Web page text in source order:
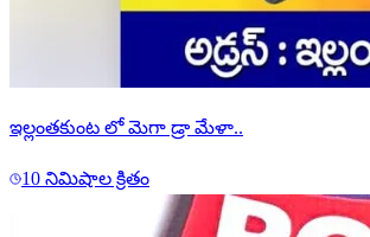
ఇల్లంతకుంట లో మెగా డ్రా మేళా..
10 నిమిషాల క్రితం